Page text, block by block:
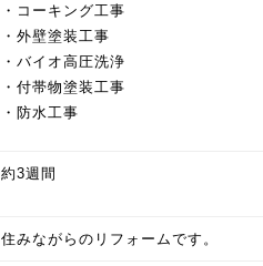
・コーキング工事
・外壁塗装工事
・ バイオ高圧洗浄
・付帯物塗装工事
・防水工事
約3週間
住みながらのリフォームです。